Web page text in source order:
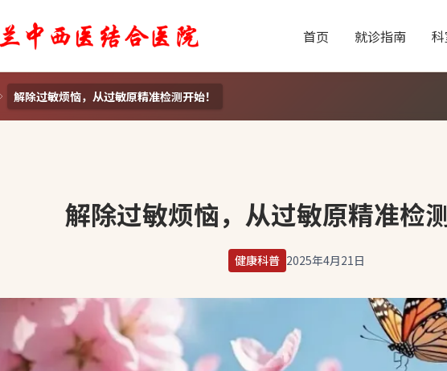
首页 就诊指南
解除过敏烦恼，从过敏原精准检测开始！
解除过敏烦恼，从过敏原精准检测
健康科普 2025年4月21日